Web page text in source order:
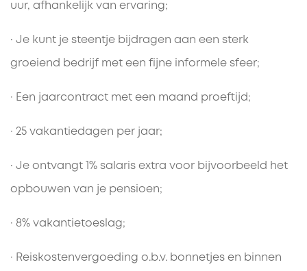
uur, afhankelijk van ervaring;
· Je kunt je steentje bijdragen aan een sterk
groeiend bedrijf met een fijne informele sfeer;
· Een jaarcontract met een maand proeftijd;
· 25 vakantiedagen per jaar;
· Je ontvangt 1% salaris extra voor bijvoorbeeld het
opbouwen van je pensioen;
· 8% vakantietoeslag;
· Reiskostenvergoeding o.b.v. bonnetjes en binnen